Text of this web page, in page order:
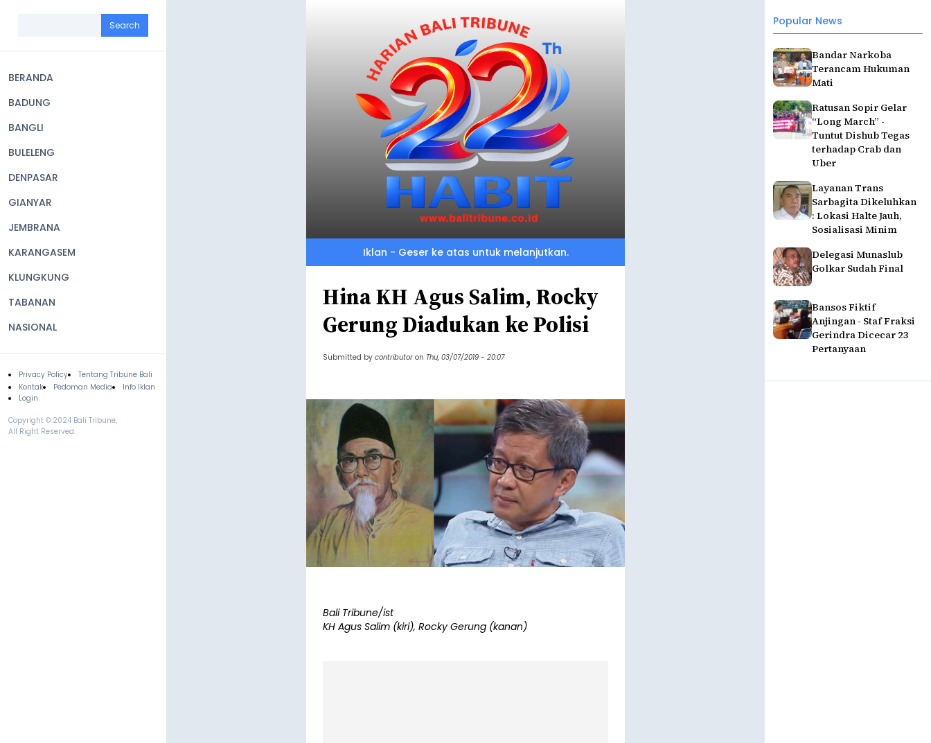
navigation
BERANDA
BADUNG
BANGLI
BULELENG
DENPASAR
GIANYAR
JEMBRANA
KARANGASEM
KLUNGKUNG
TABANAN
NASIONAL
Footer
Privacy Policy
Tentang Tribune Bali
Kontak
Pedoman Media
Info Iklan
Login
Copyright © 2024 Bali Tribune,
All Right Reserved.
Popular News
Bandar Narkoba
Terancam Hukuman
Mati
Ratusan Sopir Gelar
“Long March” -
Tuntut Dishub Tegas
terhadap Crab dan
Uber
Layanan Trans
Sarbagita Dikeluhkan
: Lokasi Halte Jauh,
Sosialisasi Minim
Delegasi Munaslub
Golkar Sudah Final
Bansos Fiktif
Anjingan - Staf Fraksi
Gerindra Dicecar 23
Pertanyaan
Iklan - Geser ke atas untuk melanjutkan.
Hina KH Agus Salim, Rocky
Gerung Diadukan ke Polisi
Submitted by contributor on Thu, 03/07/2019 - 20:07
Bali Tribune/ist
KH Agus Salim (kiri), Rocky Gerung (kanan)